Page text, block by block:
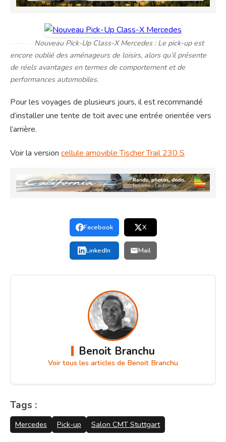
Nouveau Pick-Up Class-X Mercedes : Le pick-up est
encore oublié des aménageurs de loisirs, alors qu’il présente
de réels avantages en termes de comportement et de
performances automobiles.
Pour les voyages de plusieurs jours, il est recommandé
d’installer une tente de toit avec une entrée orientée vers
l’arrière.
Voir la version cellule amovible Tischer Trail 230 S
Facebook X
LinkedIn Mail
Benoit Branchu
Voir tous les articles de Benoit Branchu
Tags :
Mercedes Pick-up Salon CMT Stuttgart